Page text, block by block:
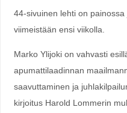
44-sivuinen lehti on
viimeistään ensi viikolla.
Marko Ylijoki on vahvasti
apumattilaadinnan
saavuttaminen ja
kirjoitus Harold Lommerin